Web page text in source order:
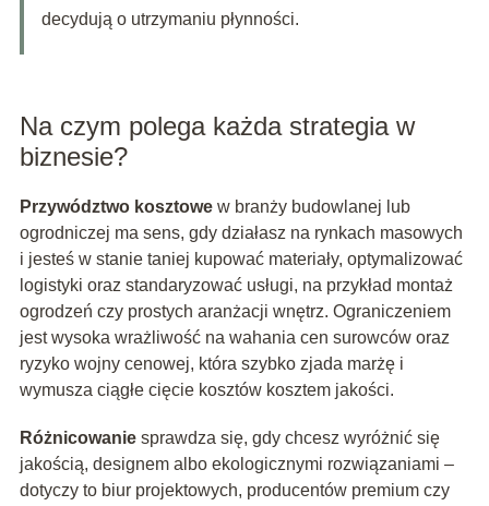
decydują o utrzymaniu płynności.
Na czym polega każda strategia w
biznesie?
Przywództwo kosztowew branży budowlanej lub
ogrodniczej ma sens, gdy działasz na rynkach masowych
i jesteś w stanie taniej kupować materiały, optymalizować
logistyki oraz standaryzować usługi, na przykład montaż
ogrodzeń czy prostych aranżacji wnętrz. Ograniczeniem
jest wysoka wrażliwość na wahania cen surowców oraz
ryzyko wojny cenowej, która szybko zjada marżę i
wymusza ciągłe cięcie kosztów kosztem jakości.
Różnicowaniesprawdza się, gdy chcesz wyróżnić się
jakością, designem albo ekologicznymi rozwiązaniami –
dotyczy to biur projektowych, producentów premium czy